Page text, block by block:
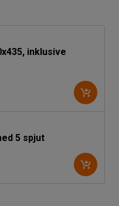
inklusive
5 spjut